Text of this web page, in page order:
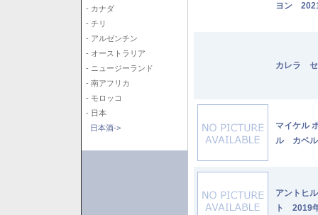
- カナダ
- チリ
- アルゼンチン
- オーストラリア
- ニュージーランド
- 南アフリカ
- モロッコ
- 日本
日本酒->
ヨン
カレラ
マイケル
ル カベ
アントヒ
ト 2019